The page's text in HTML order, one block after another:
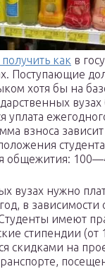
как в
Поступающие
хотя бы на
вузах
уплата
взноса зависит
общежития:
вузах нужно
в зависимости
имеют
стипендии (от
скидками на